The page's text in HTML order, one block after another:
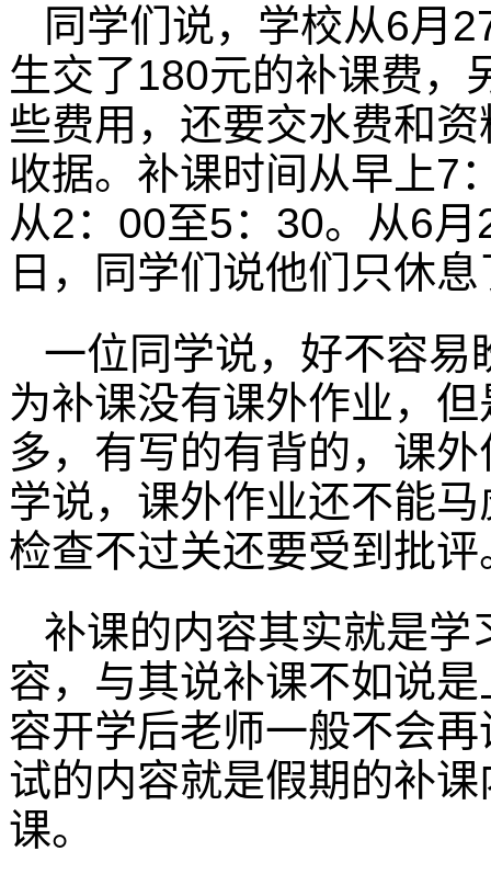
同学们说，学校从6月
生交了180元的补课费，
些费用，还要交水费和
收据。补课时间从早上7
从2：00至5：30。从6
日，同学们说他们只休
一位同学说，好不容易
为补课没有课外作业，
多，有写的有背的，课
学说，课外作业还不能
检查不过关还要受到批评
补课的内容其实就是学
容，与其说补课不如说
容开学后老师一般不会
试的内容就是假期的补
课。